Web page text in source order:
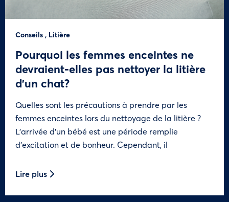
Conseils , Litière
Pourquoi les femmes enceintes ne
devraient-elles pas nettoyer la litière
d’un chat?
Quelles sont les précautions à prendre par les
femmes enceintes lors du nettoyage de la litière ?
L’arrivée d’un bébé est une période remplie
d’excitation et de bonheur. Cependant, il
Lire plus